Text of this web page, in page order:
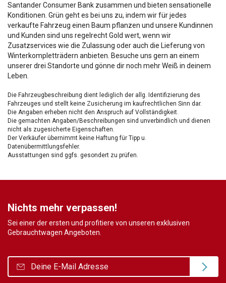
Santander Consumer Bank zusammen und bieten sensationelle
Konditionen. Grün geht es bei uns zu, indem wir für jedes
verkaufte Fahrzeug einen Baum pflanzen und unsere Kundinnen
und Kunden sind uns regelrecht Gold wert, wenn wir
Zusatzservices wie die Zulassung oder auch die Lieferung von
Winterkompletträdern anbieten. Besuche uns gern an einem
unserer drei Standorte und gönne dir noch mehr Weiß in deinem
Leben.
Die Fahrzeugbeschreibung dient lediglich der allg. Identifizierung des
Fahrzeuges und stellt keine Zusicherung im kaufrechtlichen Sinn dar.
Die Angaben erheben nicht den Anspruch auf Vollständigkeit.
Die gemachten Angaben/Beschreibungen sind unverbindlich und dienen
nicht als zugesicherte Eigenschaften.
Der Verkäufer übernimmt keine Haftung für Tipp u.
Datenübermittlungsfehler.
Ausstattungen sind ggfs. gesondert zu prüfen.
Nichts mehr verpassen!
Sei einer der ersten und profitiere von unseren exklusiven
Gebrauchtwagen Angeboten.